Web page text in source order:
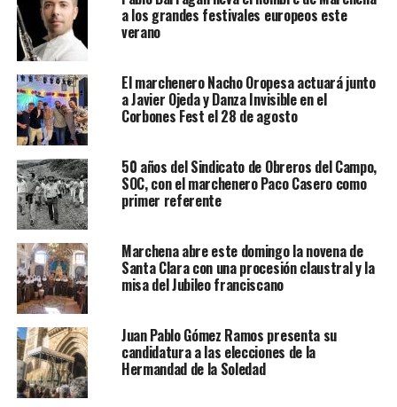
a los grandes festivales europeos este
verano
El marchenero Nacho Oropesa actuará junto
a Javier Ojeda y Danza Invisible en el
Corbones Fest el 28 de agosto
50 años del Sindicato de Obreros del Campo,
SOC, con el marchenero Paco Casero como
primer referente
Marchena abre este domingo la novena de
Santa Clara con una procesión claustral y la
misa del Jubileo franciscano
Juan Pablo Gómez Ramos presenta su
candidatura a las elecciones de la
Hermandad de la Soledad